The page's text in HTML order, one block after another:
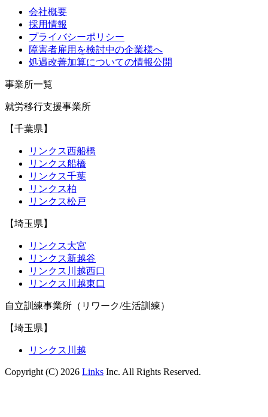
会社概要
採用情報
プライバシーポリシー
障害者雇用を検討中の企業様へ
処遇改善加算についての情報公開
事業所一覧
就労移行支援事業所
【千葉県】
リンクス西船橋
リンクス船橋
リンクス千葉
リンクス柏
リンクス松戸
【埼玉県】
リンクス大宮
リンクス新越谷
リンクス川越西口
リンクス川越東口
自立訓練事業所（リワーク/生活訓練）
【埼玉県】
リンクス川越
Copyright (C) 2026 Links Inc. All Rights Reserved.